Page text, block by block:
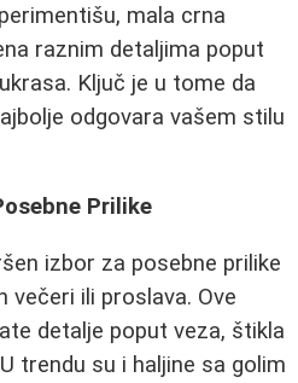
mala crna
raznim detaljima poput
Ključ je u tome da
odgovara vašem stilu
Prilike
izbor za posebne prilike
večeri ili proslava. Ove
detalje poput veza, štikla
trendu su i haljine sa golim